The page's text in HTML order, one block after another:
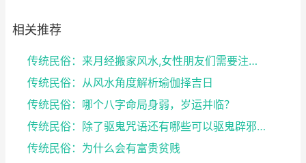
相关推荐
传统民俗：来月经搬家风水,女性朋友们需要注意了
传统民俗：从风水角度解析瑜伽择吉日
传统民俗：哪个八字命局身弱，岁运并临？
传统民俗：除了驱鬼咒语还有哪些可以驱鬼辟邪的方法？...
传统民俗：为什么会有富贵贫贱